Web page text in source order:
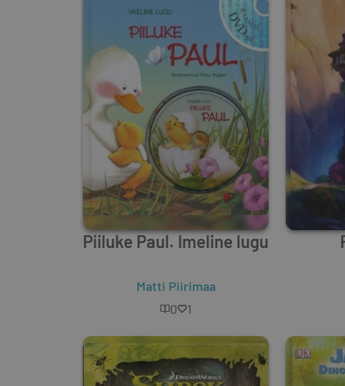
Piiluke Paul. Imeline lugu
Matti Piirimaa
0
1